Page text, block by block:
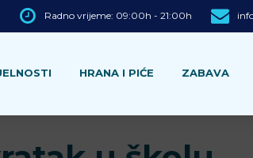
Radno vrijeme: 09:00h - 21:00h
HRANA I PIĆE ZABAVA